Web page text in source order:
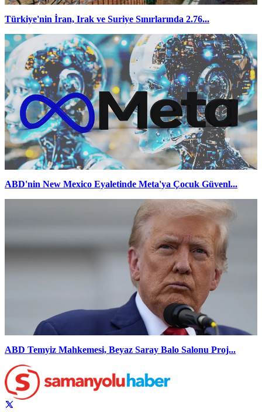
Türkiye'nin İran, Irak ve Suriye Sınırlarında 2.76...
ABD'nin New Mexico Eyaletinde Meta'ya Çocuk Güvenl...
ABD Temyiz Mahkemesi, Beyaz Saray Balo Salonu Proj...